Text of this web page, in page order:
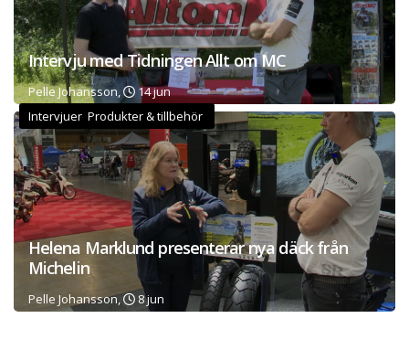
Intervju med Tidningen Allt om MC
Pelle Johansson,
14 jun
Intervjuer Produkter & tillbehör
Helena Marklund presenterar nya däck från
Michelin
Pelle Johansson, 8 jun